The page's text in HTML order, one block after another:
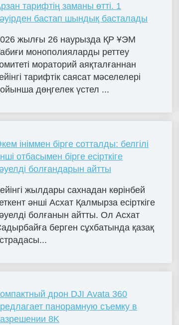
тарифтің заманы өтті. 1
бастап шындық басталады
жылғы 26 наурызда ҚР ҰЭМ
монополияларды реттеу
мораторий аяқталғаннан
тарифтік саясат мәселелері
дөңгелек үстел ...
ініммен бірге сотталды: белгілі
отбасымен бірге есірткіге
болғандарын айтты
жылдары сахнадан көрінбей
әнші Асхат Қалмырза есірткіге
болғанын айтты. Ол Асхат
берген сұхбатында қазақ
дрон DJI Avata 360
панорамную съемку в
8K